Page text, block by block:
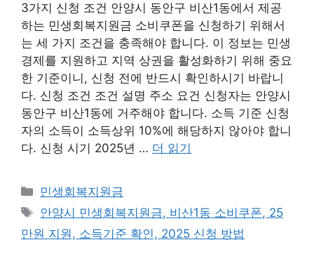
3가지 신청 조건 안양시 동안구 비산1동에서 제공
하는 민생회복지원금 소비쿠폰을 신청하기 위해서
는 세 가지 조건을 충족해야 합니다. 이 정보는 민생
경제를 지원하고 지역 상권을 활성화하기 위해 중요
한 기준이니, 신청 전에 반드시 확인하시기 바랍니
다. 신청 조건 조건 설명 주소 요건 신청자는 안양시
동안구 비산1동에 거주해야 합니다. 소득 기준 신청
자의 소득이 소득상위 10%에 해당하지 않아야 합니
다. 신청 시기 2025년 … 더 읽기
카
테
리
민생회복지원금
태
그
안양시 민생회복지원금, 비산1동 소비쿠폰, 25
만원 지원, 소득기준 확인, 2025 신청 방법